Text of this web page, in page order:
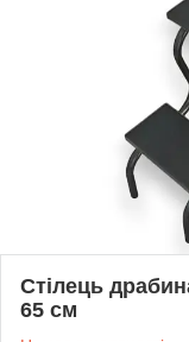
Стілець
65 см